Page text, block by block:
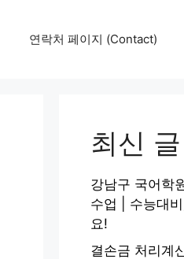
연락처 페이지 (Contact)
최신 글
강남구 국어학
수업 | 수능대
요!
결손금 처리계